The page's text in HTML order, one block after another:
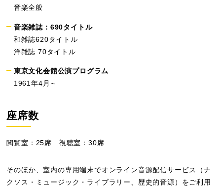
音楽全般
音楽雑誌：690タイトル
和雑誌620タイトル
洋雑誌 70タイトル
東京文化会館公演プログラム
1961年4月～
座席数
閲覧室：25席 視聴室：30席
そのほか、室内の専用端末でオンライン音源配信サービス（ナ
クソス・ミュージック・ライブラリー、歴史的音源）をご利用